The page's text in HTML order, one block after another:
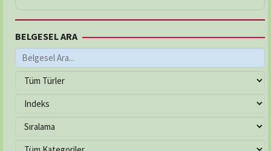
BELGESEL ARA